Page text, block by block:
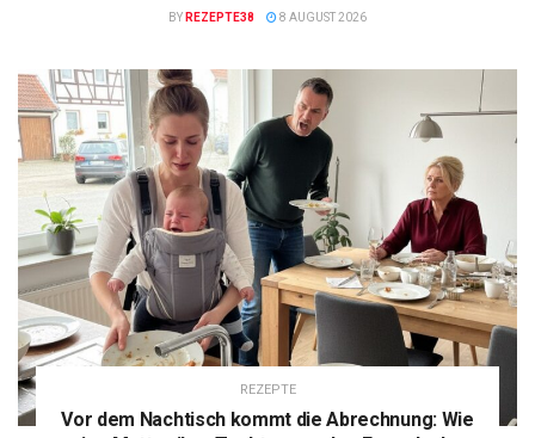
BY REZEPTE38 8 AUGUST 2026
REZEPTE
Vor dem Nachtisch kommt die Abrechnung: Wie